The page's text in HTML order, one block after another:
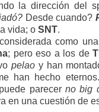
la dirección del
Desde cuando?
vida; o SNT.
como
; pero eso a los de
pelaoy han
han hecho
parecer no big
en una cuestión de